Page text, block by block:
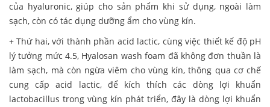
của hyaluronic, giúp cho sản phẩm khi sử dụng, ngoài làm
sạch, còn có tác dụng dưỡng ẩm cho vùng kín.
+ Thứ hai, với thành phần acid lactic, cùng việc thiết kế độ pH
lý tưởng mức 4.5, Hyalosan wash foam đã không đơn thuần là
làm sạch, mà còn ngừa viêm cho vùng kín, thông qua cơ chế
cung cấp acid lactic, để kích thích các dòng lợi khuẩn
lactobacillus trong vùng kín phát triển, đây là dòng lợi khuẩn